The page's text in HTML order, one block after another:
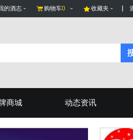
的酒志 购物车0 收藏夹
商城 动态资讯